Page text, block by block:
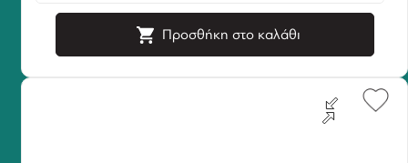
Προσθήκη στο καλάθι